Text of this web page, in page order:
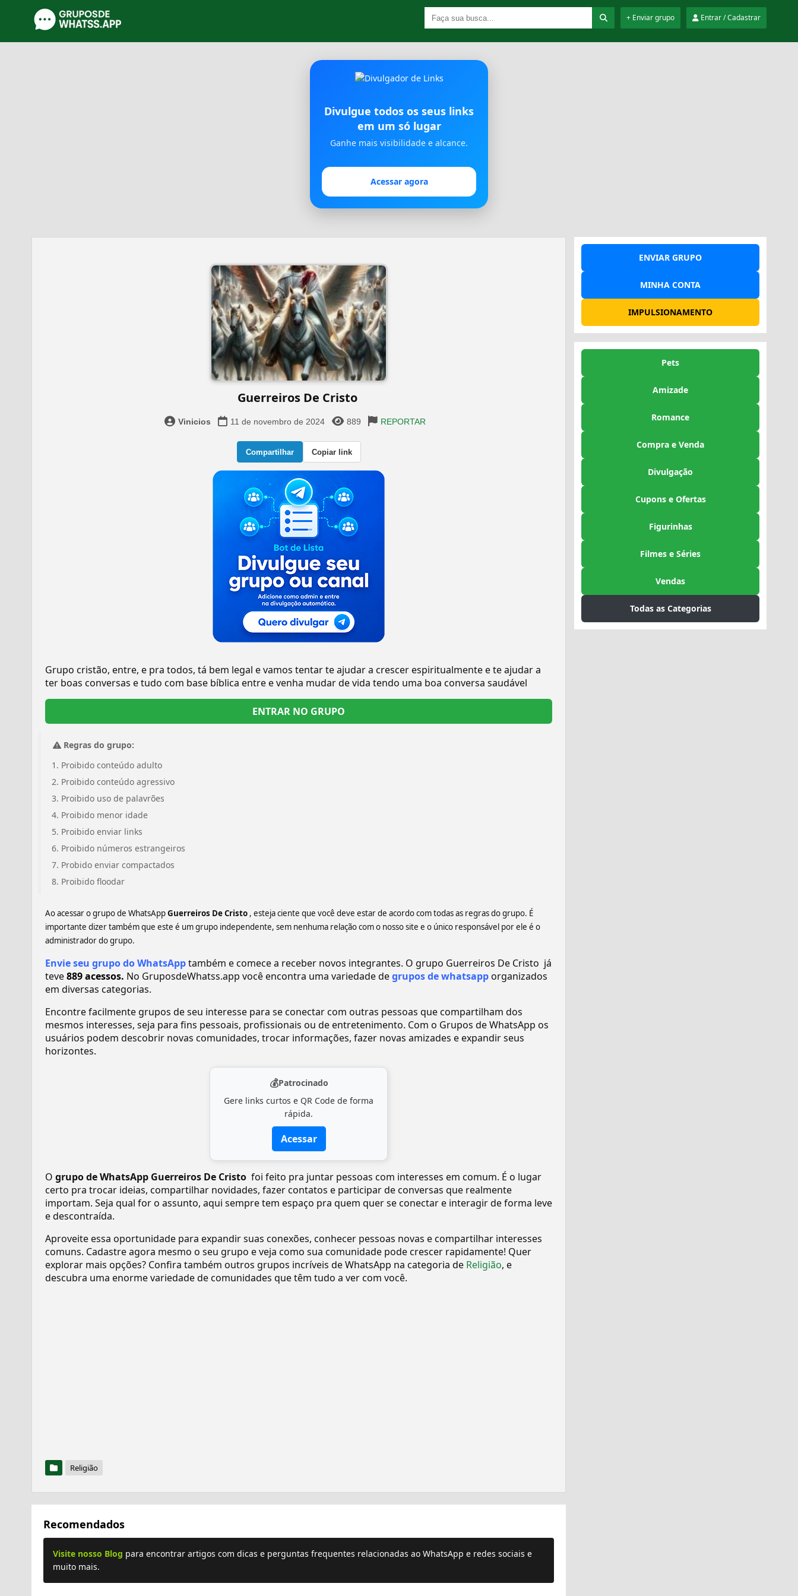
Entrar / Cadastrar
+ Enviar grupo
Divulgue todos os seus links
em um só lugar
Ganhe mais visibilidade e alcance.
Acessar agora
Guerreiros De Cristo ️
Vinicios 11 de novembro de 2024 889 REPORTAR
Compartilhar Copiar link
Grupo cristão, entre, e pra todos, tá bem legal e vamos tentar te ajudar a crescer espiritualmente e te ajudar a
ter boas conversas e tudo com base bíblica entre e venha mudar de vida tendo uma boa conversa saudável
ENTRAR NO GRUPO
Regras do grupo:
Proibido conteúdo adulto
Proibido conteúdo agressivo
Proibido uso de palavrões
Proibido menor idade
Proibido enviar links
Proibido números estrangeiros
Probido enviar compactados
Proibido floodar
Ao acessar o grupo de WhatsAppGuerreiros De Cristo ️ , esteja ciente que você deve estar de acordo com todas as regras do grupo. É
importante dizer também que este é um grupo independente, sem nenhuma relação com o nosso site e o único responsável por ele é o
administrador do grupo.
Envie seu grupo do WhatsApptambém e comece a receber novos integrantes. O grupo Guerreiros De Cristo ️ já
teve889 acessos. No GruposdeWhatss.app você encontra uma variedade degrupos de whatsapporganizados
em diversas categorias.
Encontre facilmente grupos de seu interesse para se conectar com outras pessoas que compartilham dos
mesmos interesses, seja para fins pessoais, profissionais ou de entretenimento. Com o Grupos de WhatsApp os
usuários podem descobrir novas comunidades, trocar informações, fazer novas amizades e expandir seus
horizontes.
💰Patrocinado
Gere links curtos e QR Code de forma
rápida.
Acessar
O grupo de WhatsApp Guerreiros De Cristo ️ foi feito pra juntar pessoas com interesses em comum. É o lugar
certo pra trocar ideias, compartilhar novidades, fazer contatos e participar de conversas que realmente
importam. Seja qual for o assunto, aqui sempre tem espaço pra quem quer se conectar e interagir de forma leve
e descontraída.
Aproveite essa oportunidade para expandir suas conexões, conhecer pessoas novas e compartilhar interesses
comuns. Cadastre agora mesmo o seu grupo e veja como sua comunidade pode crescer rapidamente! Quer
explorar mais opções? Confira também outros grupos incríveis de WhatsApp na categoria de Religião, e
descubra uma enorme variedade de comunidades que têm tudo a ver com você.
Religião
Recomendados
Visite nosso Blog para encontrar artigos com dicas e perguntas frequentes relacionadas ao WhatsApp e redes sociais e
muito mais.
ENVIAR GRUPO
MINHA CONTA
IMPULSIONAMENTO
Pets
Amizade
Romance
Compra e Venda
Divulgação
Cupons e Ofertas
Figurinhas
Filmes e Séries
Vendas
Todas as Categorias